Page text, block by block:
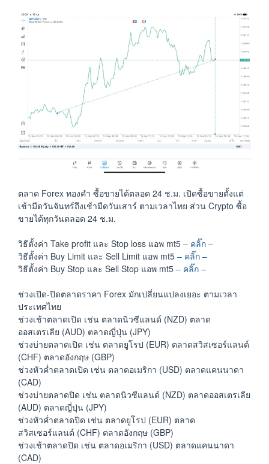
ตลาด Forex ทองคำ ซื้อขายได้ตลอด 24 ช.ม. เปิดซื้อขายตั้งแต่
เช้ามืดวันจันทร์ถึงเช้ามืดวันเสาร์ ตามเวลาไทย ส่วน Crypto ซื้อ
ขายได้ทุกวันตลอด 24 ช.ม.
วิธีตั้งค่า Take profit และ Stop loss แอพ mt5 – คลิ๊ก –
วิธีตั้งค่า Buy Limit และ Sell Limit แอพ mt5 – คลิ๊ก –
วิธีตั้งค่า Buy Stop และ Sell Stop แอพ mt5 – คลิ๊ก –
ช่วงเปิด-ปิดตลาดราคา Forex มักเปลี่ยนแปลงเยอะ ตามเวลา
ประเทศไทย
ช่วงเช้าตลาดเปิด เช่น ตลาดนิวซีแลนด์ (NZD) ตลาด
ออสเตรเลีย (AUD) ตลาดญี่ปุ่น (JPY)
ช่วงบ่ายตลาดเปิด เช่น ตลาดยูโรป (EUR) ตลาดสวิสเซอร์แลนด์
(CHF) ตลาดอังกฤษ (GBP)
ช่วงหัวค่ำตลาดเปิด เช่น ตลาดอเมริกา (USD) ตลาดแคนนาดา
(CAD)
ช่วงบ่ายตลาดปิด เช่น ตลาดนิวซีแลนด์ (NZD) ตลาดออสเตรเลีย
(AUD) ตลาดญี่ปุ่น (JPY)
ช่วงหัวค่ำตลาดปิด เช่น ตลาดยูโรป (EUR) ตลาด
สวิสเซอร์แลนด์ (CHF) ตลาดอังกฤษ (GBP)
ช่วงเช้าตลาดปิด เช่น ตลาดอเมริกา (USD) ตลาดแคนนาดา
(CAD)